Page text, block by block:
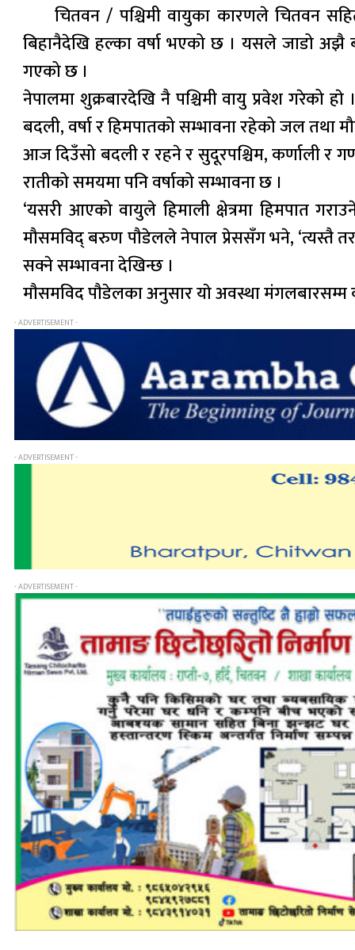
चितवन / पश्चिमी वायुका कारणले चितवन
बिहानैदेखि हल्का वर्षा भएको छ । यसले जाडो
गएको छ ।
नेपालमा शुक्रबारदेखि नै पश्चिमी वायु प्रवेश गरेको
बदली, वर्षा र हिमपातको सम्भावना रहेको जल तथा
आज दिउँसो बदली र रहने र सुदूरपश्चिम, कर्णाली र
रातीको समयमा पनि वर्षाको सम्भावना छ ।
‘यसरी आएको वायुले हिमाली क्षेत्रमा हिमपात
मौसमविद् बरुण पौडेलले नेपाल प्रेससँग भने, ‘त्यस्तै
सक्ने सम्भावना देखिन्छ ।
माैसमविद पाैडेलका अनुसार याे अवस्था म‌ंगलबारसम्म
- ADVERTISEMENT -
- ADVERTISEMENT -
- ADVERTISEMENT -